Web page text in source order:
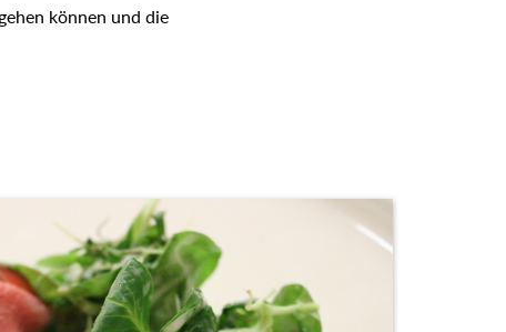
können und die